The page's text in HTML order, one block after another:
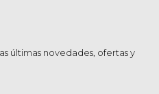
últimas novedades, ofertas y